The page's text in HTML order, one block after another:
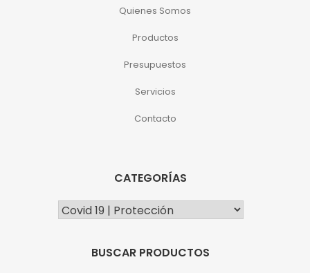
Quienes Somos
Productos
Presupuestos
Servicios
Contacto
CATEGORÍAS
BUSCAR PRODUCTOS